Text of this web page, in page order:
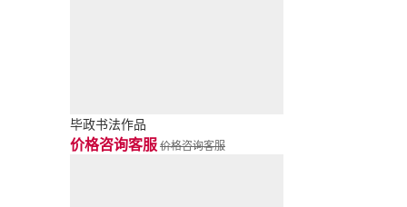
毕政书法作品
价格咨询客服 价格咨询客服